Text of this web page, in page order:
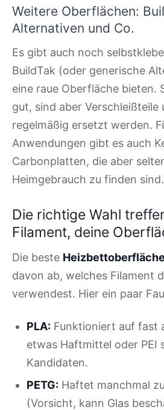
Weitere Oberflächen:
Alternativen und Co.
Es gibt auch noch
BuildTak (oder generische
eine raue Oberfläche bieten.
gut, sind aber Verschleißteile
regelmäßig ersetzt werden.
Anwendungen gibt es auch
Carbonplatten, die aber
Heimgebrauch zu finden sind.
Die richtige Wahl
Filament, deine
Die beste Heizbettoberfläche
davon ab, welches Filament
verwendest. Hier ein paar
PLA: Funktioniert auf fast
etwas Haftmittel oder PEI
Kandidaten.
PETG: Haftet manchmal
(Vorsicht, kann Glas